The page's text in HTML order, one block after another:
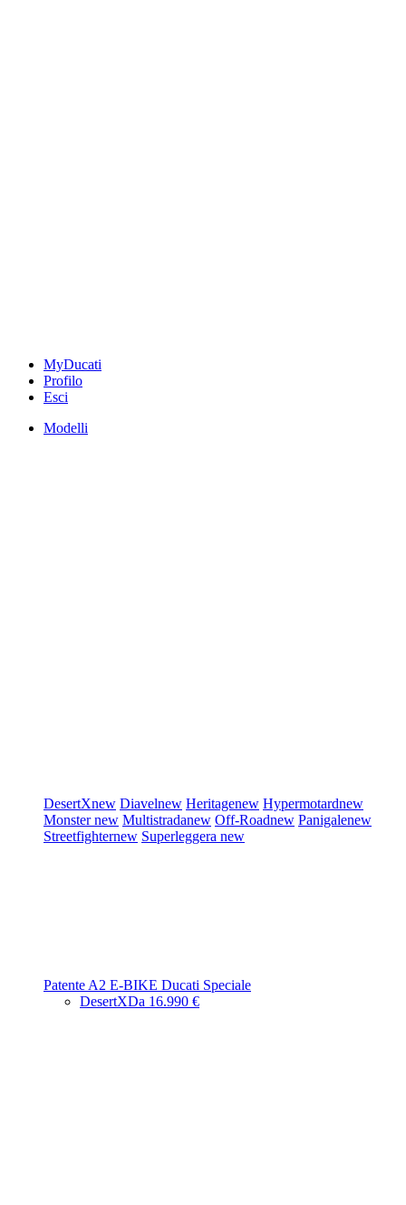
MyDucati
Profilo
Esci
Modelli
DesertXnew Diavelnew Heritagenew Hypermotardnew
Monsternew Multistradanew Off-Roadnew Panigalenew
Streetfighternew Superleggera new
Patente A2 E-BIKE Ducati Speciale
DesertXDa 16.990 €